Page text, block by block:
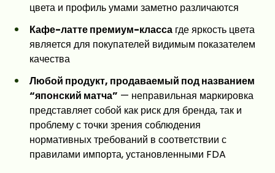
цвета и профиль умами заметно различаются
Кафе-латте премиум-класса где яркость цвета
является для покупателей видимым показателем
качества
Любой продукт, продаваемый под названием
“японский матча” — неправильная маркировка
представляет собой как риск для бренда, так и
проблему с точки зрения соблюдения
нормативных требований в соответствии с
правилами импорта, установленными FDA